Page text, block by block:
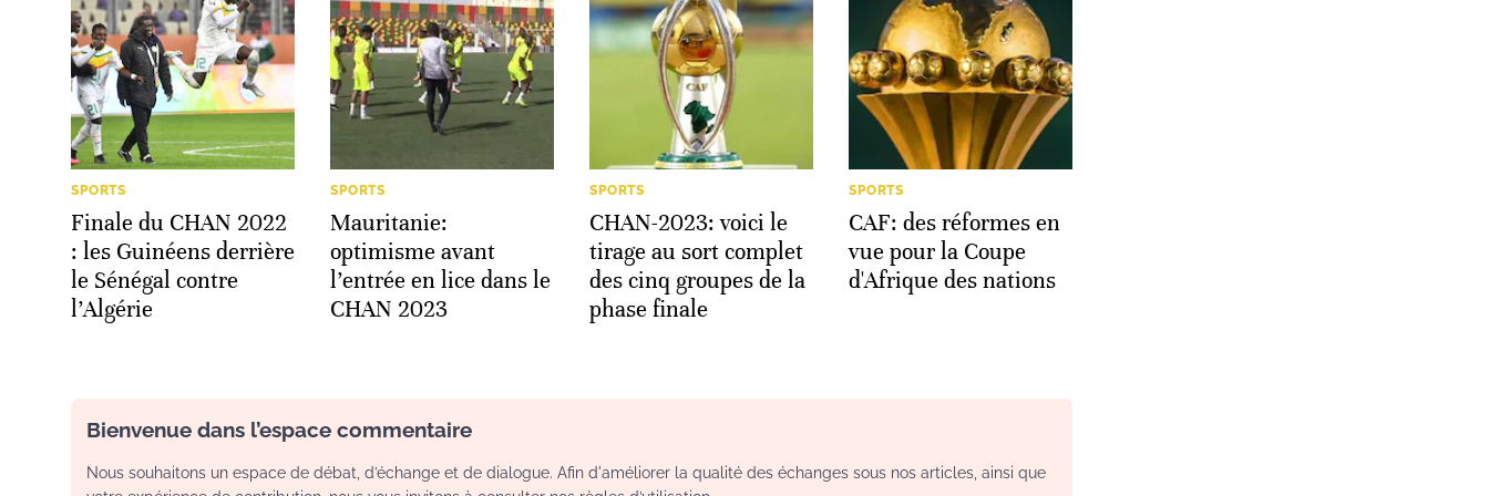
SPORTS
Finale du CHAN 2022
: les Guinéens derrière
le Sénégal contre
l’Algérie
SPORTS
Mauritanie:
optimisme avant
l’entrée en lice dans le
CHAN 2023
SPORTS
CHAN-2023: voici le
tirage au sort complet
des cinq groupes de la
phase finale
SPORTS
CAF: des réformes en
vue pour la Coupe
d'Afrique des nations
Bienvenue dans l’espace commentaire
Nous souhaitons un espace de débat, d’échange et de dialogue. Afin d'améliorer la qualité des échanges sous nos articles, ainsi que